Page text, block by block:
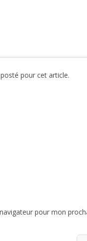
pour cet article.
pour mon